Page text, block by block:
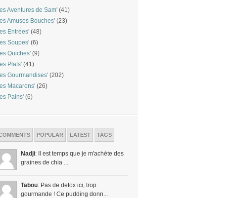
Aventures de Sam' (41)
Amuses Bouches' (23)
Entrées' (48)
Soupes' (6)
Quiches' (9)
Plats' (41)
Gourmandises' (202)
Macarons' (26)
Pains' (6)
POPULAR LATEST TAGS
Nadji: Il est temps que je m'achète des
graines de chia ...
Tabou: Pas de detox ici, trop
gourmande ! Ce pudding donn...